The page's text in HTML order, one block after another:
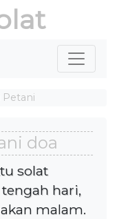
Petani
doa
solat
hari,
malam.